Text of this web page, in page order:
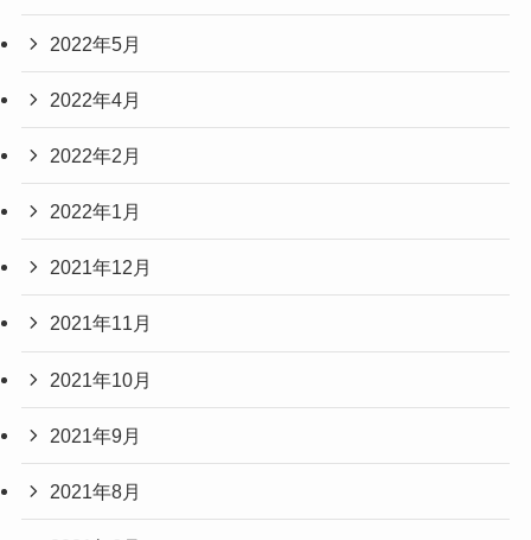
2022年5月
2022年4月
2022年2月
2022年1月
2021年12月
2021年11月
2021年10月
2021年9月
2021年8月